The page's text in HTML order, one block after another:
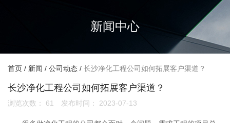
新闻中心
首页 / 新闻 / 公司动态 / 长沙净化工程公司如何拓展客户渠道？
长沙净化工程公司如何拓展客户渠道？
浏览次数： 61 发布时间： 2023-07-13